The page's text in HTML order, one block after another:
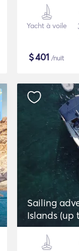
Yacht à voile
$401 /nuit
Sailing
Islands (up